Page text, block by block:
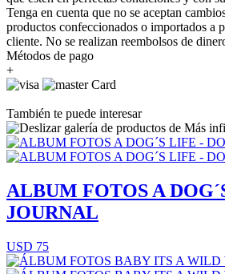
Tenga en cuenta que no se aceptan
productos confeccionados o importados a
cliente. No se realizan reembolsos de
Métodos de pago
+
También te puede interesar
ALBUM FOTOS A
JOURNAL
USD 75